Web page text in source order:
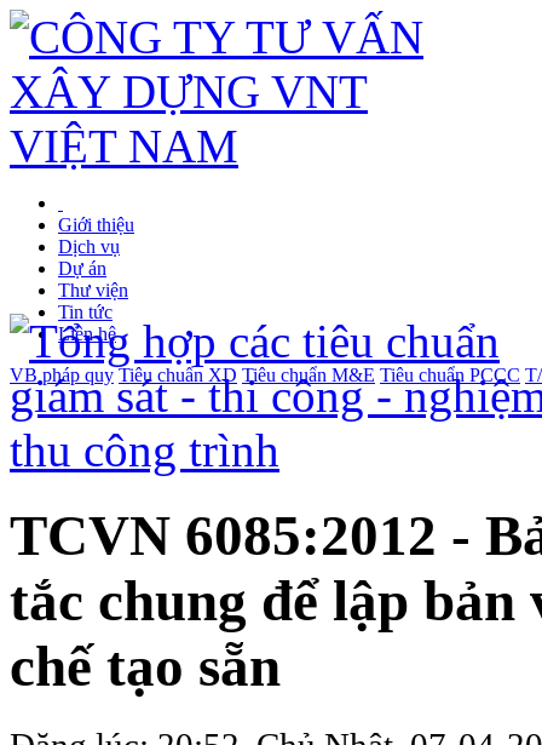
Giới thiệu
Dịch vụ
Dự án
Thư viện
Tin tức
Liên hệ
VB pháp quy Tiêu chuẩn XD Tiêu chuẩn M&E Tiêu chuẩn PCCC
TCVN 6085:2012 -
tắc chung để lập bản
chế tạo sẵn